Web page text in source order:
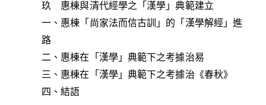
玖 惠棟與清代經學之「漢學」典範建立
一、惠棟「尚家法而信古訓」的「漢學解經」進
路
二、惠棟在「漢學」典範下之考據治易
三、惠棟在「漢學」典範下之考據治《春秋》
四、結語